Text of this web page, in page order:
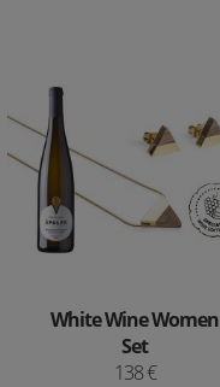
White Wine Women
Set
138 €